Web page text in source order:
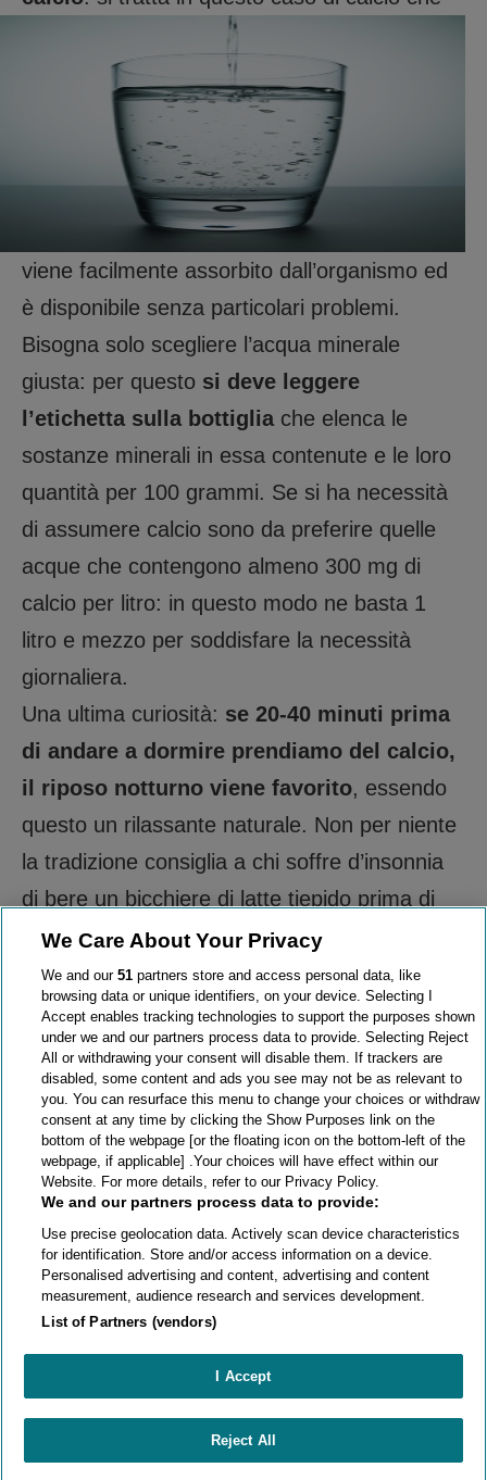
viene facilmente assorbito dall’organismo ed
è disponibile senza particolari problemi.
Bisogna solo scegliere l’acqua minerale
giusta: per questo si deve leggere
l’etichetta sulla bottiglia che elenca le
sostanze minerali in essa contenute e le loro
quantità per 100 grammi. Se si ha necessità
di assumere calcio sono da preferire quelle
acque che contengono almeno 300 mg di
calcio per litro: in questo modo ne basta 1
litro e mezzo per soddisfare la necessità
giornaliera.
Una ultima curiosità: se 20-40 minuti prima
di andare a dormire prendiamo del calcio,
il riposo notturno viene favorito, essendo
questo un rilassante naturale. Non per niente
la tradizione consiglia a chi soffre d’insonnia
di bere un bicchiere di latte tiepido prima di
dormire…..
Categorie
Casa
Barriere Architettoniche
Privacy Policy
Altre informazioni
Autori
We Care About Your Privacy
We and our51 partners store and access personal data, like
browsing data or unique identifiers, on your device. Selecting I
Accept enables tracking technologies to support the purposes shown
under we and our partners process data to provide. Selecting Reject
All or withdrawing your consent will disable them. If trackers are
disabled, some content and ads you see may not be as relevant to
you. You can resurface this menu to change your choices or withdraw
consent at any time by clicking the Show Purposes link on the
bottom of the webpage [or the floating icon on the bottom-left of the
webpage, if applicable] .Your choices will have effect within our
Website. For more details, refer to our Privacy Policy.
We and our partners process data to provide:
Use precise geolocation data. Actively scan device characteristics
for identification. Store and/or access information on a device.
Personalised advertising and content, advertising and content
measurement, audience research and services development.
List of Partners (vendors)
I Accept
Reject All